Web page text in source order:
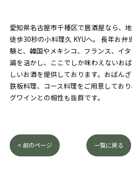
愛知県名古屋市千種区で居酒屋なら、
徒歩30秒の小料理久 KYUへ。 長年お弁
験と、韓国やメキシコ、フランス、イ
識を活かし、ここでしか味わえないお
しいお酒を提供しております。おばん
鉄板料理、コース料理をご用意してお
グワインとの相性も抜群です。
< 前のページ 一覧に戻る